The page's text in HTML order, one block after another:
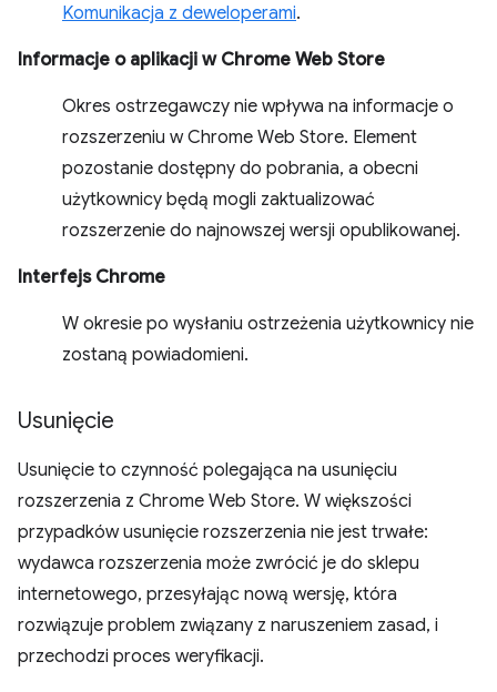
Komunikacja z deweloperami.
Informacje o aplikacji w Chrome Web Store
Okres ostrzegawczy nie wpływa na informacje o
rozszerzeniu w Chrome Web Store. Element
pozostanie dostępny do pobrania, a obecni
użytkownicy będą mogli zaktualizować
rozszerzenie do najnowszej wersji opublikowanej.
Interfejs Chrome
W okresie po wysłaniu ostrzeżenia użytkownicy nie
zostaną powiadomieni.
Usunięcie
Usunięcie to czynność polegająca na usunięciu
rozszerzenia z Chrome Web Store. W większości
przypadków usunięcie rozszerzenia nie jest trwałe:
wydawca rozszerzenia może zwrócić je do sklepu
internetowego, przesyłając nową wersję, która
rozwiązuje problem związany z naruszeniem zasad, i
przechodzi proces weryfikacji.